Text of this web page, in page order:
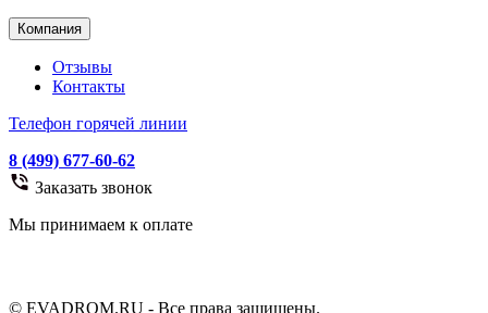
Компания
Отзывы
Контакты
Телефон горячей линии
8 (499) 677-60-62
Заказать звонок
Мы принимаем к оплате
© EVADROM.RU - Все права защищены.